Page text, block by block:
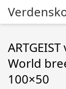
World
100×50